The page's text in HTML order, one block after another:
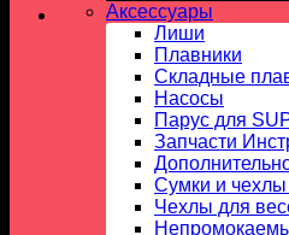
Аксессуары
Лиши
Плавники
Складные
Насосы
Парус для
Запчасти
Сумки и
Чехлы для